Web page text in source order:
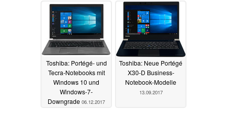
Toshiba: Portégé- und
Tecra-Notebooks mit
Windows 10 und
Windows-7-
Downgrade 06.12.2017
Toshiba: Neue Portégé
X30-D Business-
Notebook-Modelle
13.09.2017